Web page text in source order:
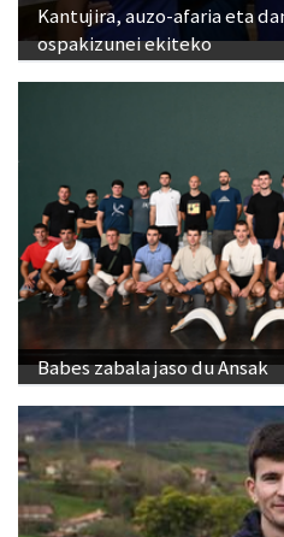
Kantujira, auzo-afaria eta
ospakizunei ekiteko
Babes zabala jaso du Ansak